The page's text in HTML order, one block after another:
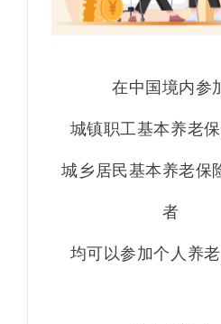
在中国境内参
城镇职工基本养老
城乡居民基本养老保
者
均可以参加个人养